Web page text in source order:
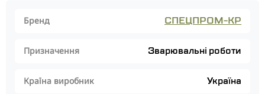
Бренд СПЕЦПРОМ-КР
Призначення Зварювальні роботи
Країна виробник Україна